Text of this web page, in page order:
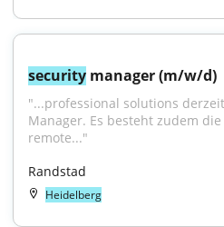
security manager (m/w/d)
"...professional solutions
Manager. Es besteht zudem
remote..."
Randstad
Heidelberg